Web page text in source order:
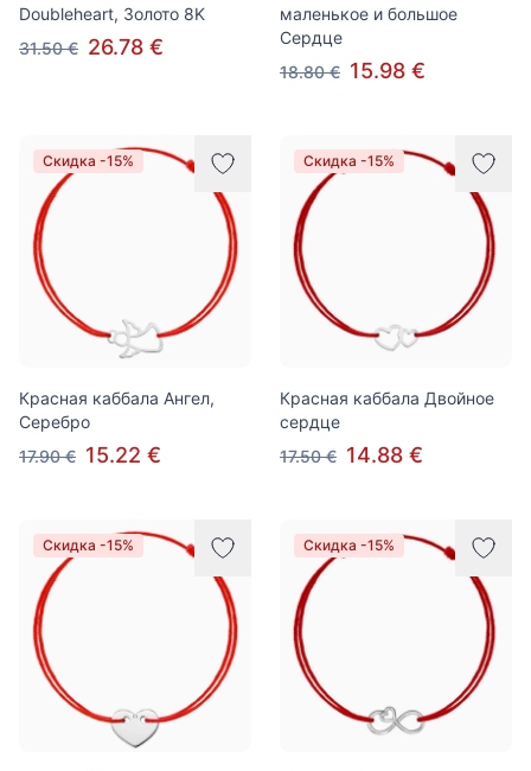
Doubleheart, Золото 8K
31.50 € 26.78 €
маленькое и большое
Cердце
18.80 € 15.98 €
Скидка -15%
Красная каббала Ангел,
Серебро
17.90 € 15.22 €
Скидка -15%
Красная каббала Двойное
сердце
17.50 € 14.88 €
Скидка -15% Скидка -15%